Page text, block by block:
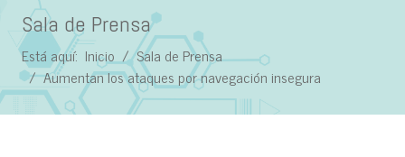
Sala de Prensa
Está aquí: Inicio
Sala de Prensa
Aumentan los ataques por navegación insegura